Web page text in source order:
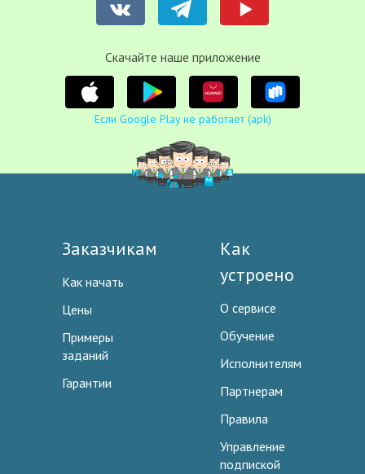
Cкачайте наше приложение
Если Google Play не работает (apk)
Заказчикам
Как начать
Цены
Примеры
заданий
Гарантии
Как
устроено
О сервисе
Обучение
Исполнителям
Партнерам
Правила
Управление
подпиской